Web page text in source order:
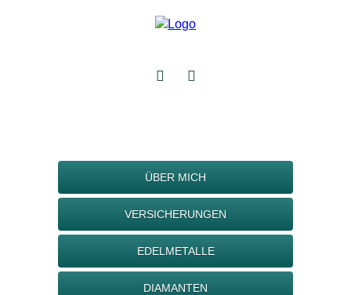
ÜBER MICH
VERSICHERUNGEN
EDELMETALLE
DIAMANTEN